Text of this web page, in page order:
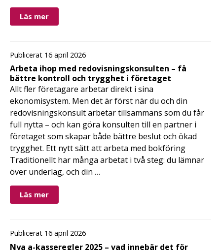
Läs mer
Publicerat 16 april 2026
Arbeta ihop med redovisningskonsulten – få
bättre kontroll och trygghet i företaget
Allt fler företagare arbetar direkt i sina
ekonomisystem. Men det är först när du och din
redovisningskonsult arbetar tillsammans som du får
full nytta – och kan göra konsulten till en partner i
företaget som skapar både bättre beslut och ökad
trygghet. Ett nytt sätt att arbeta med bokföring
Traditionellt har många arbetat i två steg: du lämnar
över underlag, och din …
Läs mer
Publicerat 16 april 2026
Nya a-kasseregler 2025 – vad innebär det för